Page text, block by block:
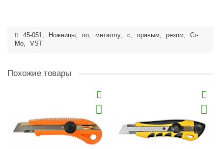
45-051, Ножницы, по, металлу, с, правым, резом,
Cr-
Mo, VST
Похожие товары